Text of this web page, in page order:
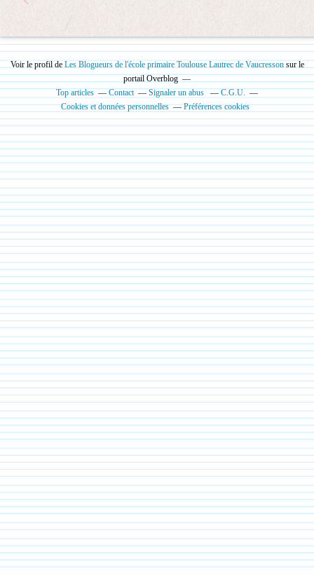
Voir le profil de Les Blogueurs de l'école primaire Toulouse Lautrec de Vaucressonsur le
portail Overblog
Top articles
Contact Signaler un abus
C.G.U.
Cookies et données personnelles
Préférences cookies